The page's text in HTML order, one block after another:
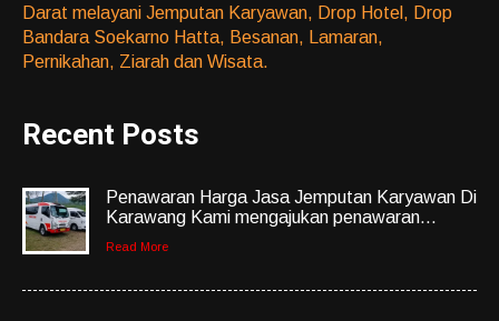
Darat melayani Jemputan Karyawan, Drop Hotel, Drop
Bandara Soekarno Hatta, Besanan, Lamaran,
Pernikahan, Ziarah dan Wisata.
Recent Posts
Penawaran Harga Jasa Jemputan Karyawan Di
Karawang Kami mengajukan penawaran...
Read More